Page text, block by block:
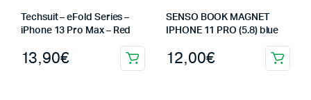
Techsuit – eFold Series –
iPhone 13 Pro Max – Red
13,90€
SENSO BOOK MAGNET
IPHONE 11 PRO (5.8) blue
12,00€